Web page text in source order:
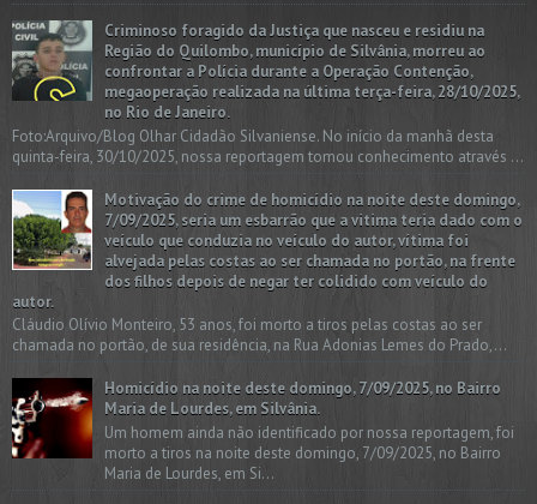
Criminoso foragido da Justiça que nasceu e residiu na
Região do Quilombo, município de Silvânia, morreu ao
confrontar a Polícia durante a Operação Contenção,
megaoperação realizada na última terça-feira, 28/10/2025,
no Rio de Janeiro.
Foto:Arquivo/Blog Olhar Cidadão Silvaniense. No início da manhã desta
quinta-feira, 30/10/2025, nossa reportagem tomou conhecimento através ...
Motivação do crime de homicídio na noite deste domingo,
7/09/2025, seria um esbarrão que a vitima teria dado com o
veículo que conduzia no veículo do autor, vítima foi
alvejada pelas costas ao ser chamada no portão, na frente
dos filhos depois de negar ter colidido com veículo do
autor.
Cláudio Olívio Monteiro, 53 anos, foi morto a tiros pelas costas ao ser
chamada no portão, de sua residência, na Rua Adonias Lemes do Prado,...
Homicídio na noite deste domingo, 7/09/2025, no Bairro
Maria de Lourdes, em Silvânia.
Um homem ainda não identificado por nossa reportagem, foi
morto a tiros na noite deste domingo, 7/09/2025, no Bairro
Maria de Lourdes, em Si...